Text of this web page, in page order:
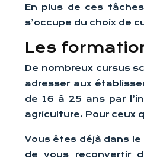
En plus de ces
s’occupe du choix de
Les
De nombreux cursus
adresser aux
de 16 à 25 ans par
agriculture. Pour ceux
Vous êtes déjà dans
de vous reconvertir